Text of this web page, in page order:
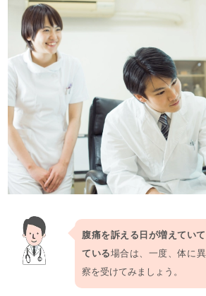
腹痛を訴える日が増えてい
ている場合は、一度、体に
察を受けてみましょう。